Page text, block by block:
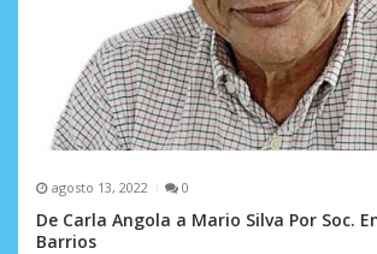
a
s agosto 13, 2022 0
De Carla Angola a Mario Silva Por Soc.
Barrios